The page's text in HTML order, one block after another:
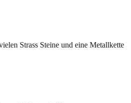
Strass Steine und eine Metallkette